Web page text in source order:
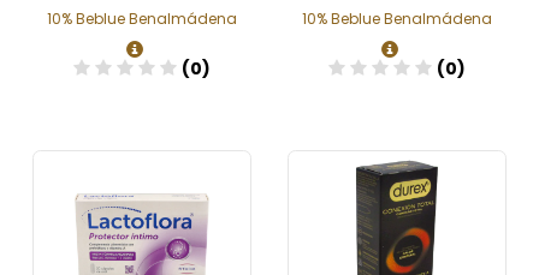
10% Beblue Benalmádena
(0)
10% Beblue Benalmádena
(0)
Añadir